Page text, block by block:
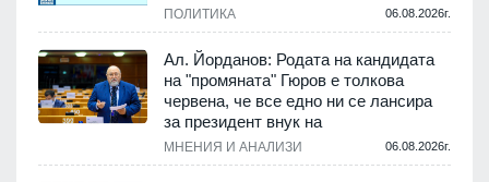
ПОЛИТИКА 06.08.2026г.
Ал. Йорданов: Родата на кандидата
на "промяната" Гюров е толкова
червена, че все едно ни се лансира
за президент внук на
МНЕНИЯ И АНАЛИЗИ 06.08.2026г.